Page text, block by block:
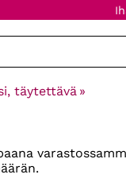
täytettävä ‪»